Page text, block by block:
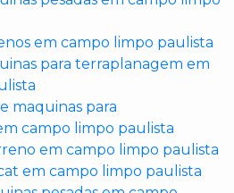
em campo limpo paulista
para terraplanagem em
maquinas para
campo limpo paulista
em campo limpo paulista
em campo limpo paulista